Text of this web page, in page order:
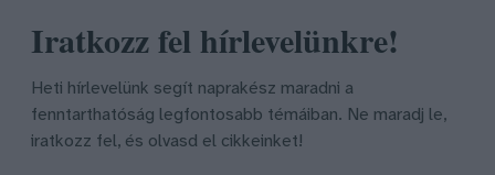
Iratkozz fel hírlevelünkre!
Heti hírlevelünk segít naprakész maradni a
fenntarthatóság legfontosabb témáiban. Ne maradj le,
iratkozz fel, és olvasd el cikkeinket!